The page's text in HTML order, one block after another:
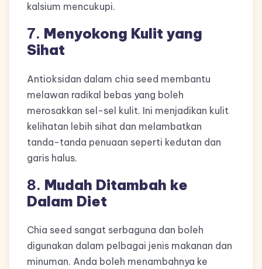
kalsium mencukupi.
7. Menyokong Kulit yang
Sihat
Antioksidan dalam chia seed membantu
melawan radikal bebas yang boleh
merosakkan sel-sel kulit. Ini menjadikan kulit
kelihatan lebih sihat dan melambatkan
tanda-tanda penuaan seperti kedutan dan
garis halus.
8. Mudah Ditambah ke
Dalam Diet
Chia seed sangat serbaguna dan boleh
digunakan dalam pelbagai jenis makanan dan
minuman. Anda boleh menambahnya ke